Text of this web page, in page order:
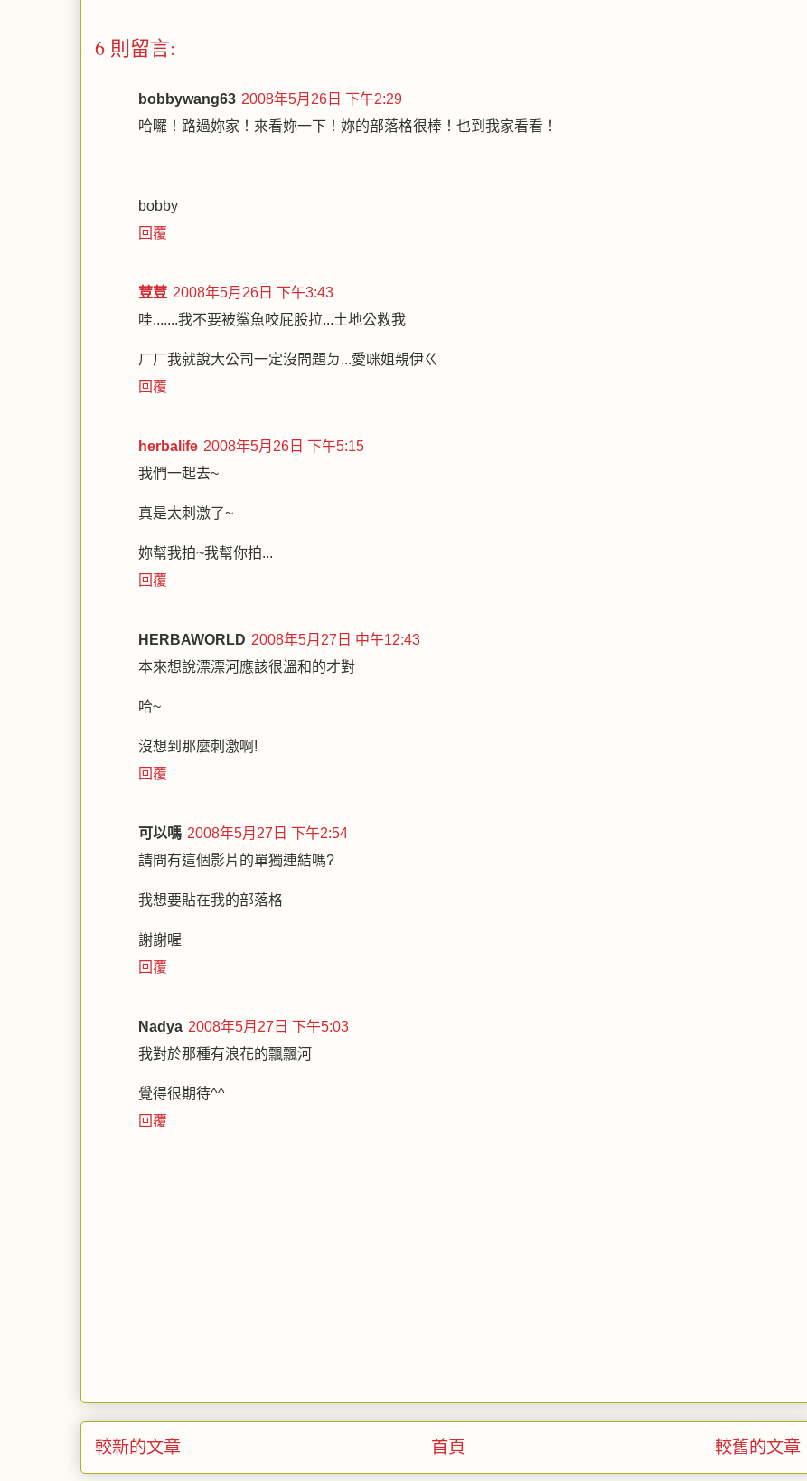
6 則留言:
bobbywang63 2008年5月26日 下午2:29
哈囉！路過妳家！來看妳一下！妳的部落格很棒！也到我家看看！
bobby
回覆
荳荳 2008年5月26日 下午3:43
哇.......我不要被鯊魚咬屁股拉...土地公救我
ㄏㄏ我就說大公司一定沒問題ㄉ...愛咪姐親伊ㄍ
回覆
herbalife 2008年5月26日 下午5:15
我們一起去~
真是太刺激了~
妳幫我拍~我幫你拍...
回覆
HERBAWORLD 2008年5月27日 中午12:43
本來想說漂漂河應該很溫和的才對
哈~
沒想到那麼刺激啊!
回覆
可以嗎 2008年5月27日 下午2:54
請問有這個影片的單獨連結嗎?
我想要貼在我的部落格
謝謝喔
回覆
Nadya 2008年5月27日 下午5:03
我對於那種有浪花的飄飄河
覺得很期待^^
回覆
較新的文章 較舊的文章
首頁